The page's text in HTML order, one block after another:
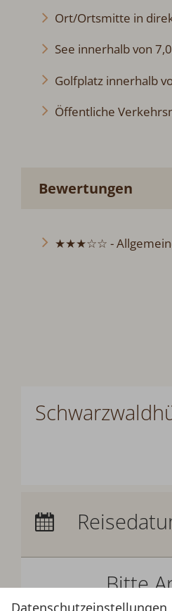
Datenschutzeinstellungen
Ort/Ortsmitte in
See innerhalb von
Golfplatz innerhalb
Öffentliche
Bewertungen
★★★☆☆ -
Bitte